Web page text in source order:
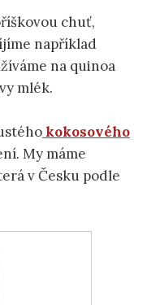
chuť,
například
na quinoa
mlék.
kokosového
My máme
v Česku podle